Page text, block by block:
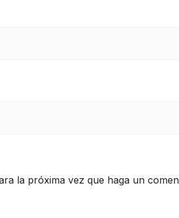
la próxima vez que haga un